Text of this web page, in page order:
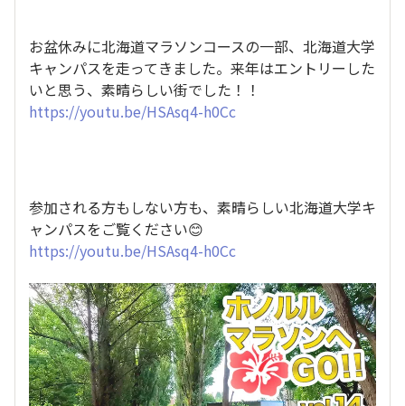
お盆休みに北海道マラソンコースの一部、北海道大学
キャンパスを走ってきました。来年はエントリーした
いと思う、素晴らしい街でした！！
https://youtu.be/HSAsq4-h0Cc
参加される方もしない方も、素晴らしい北海道大学キ
ャンパスをご覧ください😊
https://youtu.be/HSAsq4-h0Cc